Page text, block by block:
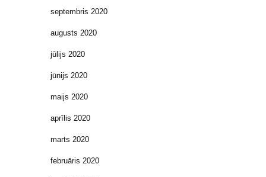
septembris 2020
augusts 2020
jūlijs 2020
jūnijs 2020
maijs 2020
aprīlis 2020
marts 2020
februāris 2020